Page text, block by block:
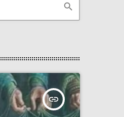
search
insert_link